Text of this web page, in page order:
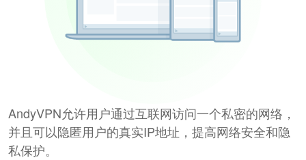
AndyVPN允许用户通过互联网访问一个私密的网络，
并且可以隐匿用户的真实IP地址，提高网络安全和隐
私保护。